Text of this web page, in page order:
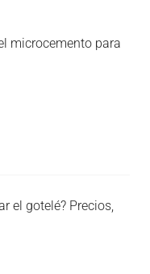
microcemento para
el gotelé? Precios,